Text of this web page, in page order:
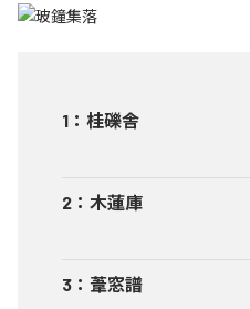
1 ： 桂礫舎
2 ： 木蓮庫
3 ： 葦窓譜